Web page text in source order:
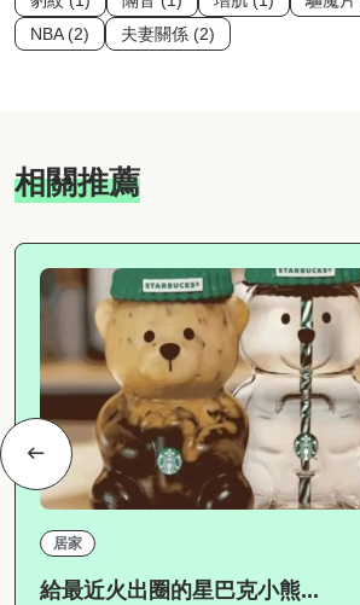
NBA (2)
夫妻關係 (2)
相關推薦
居家
給最近火出圈的星巴克小熊...